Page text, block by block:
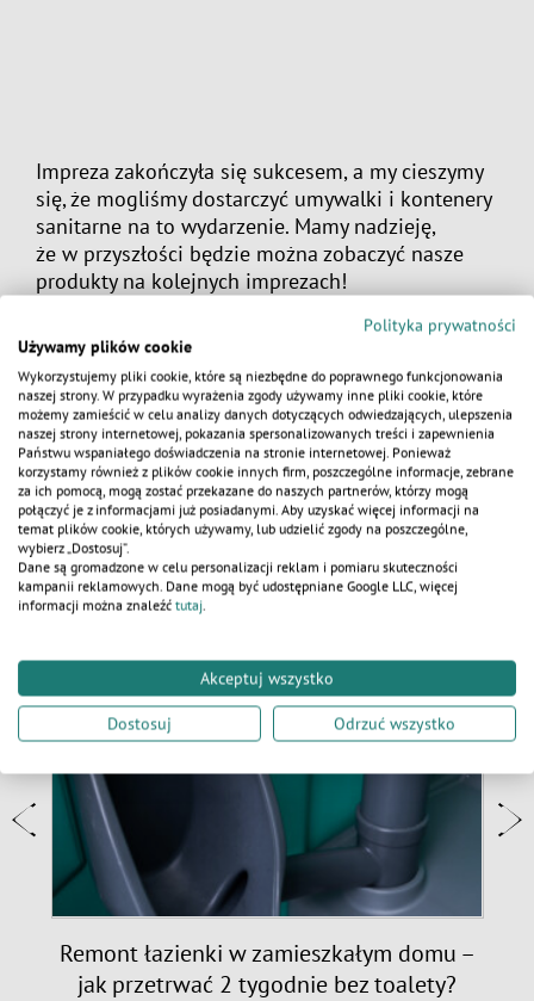
Impreza zakończyła się sukcesem, a my cieszymy
się, że mogliśmy dostarczyć umywalki i kontenery
sanitarne na to wydarzenie. Mamy nadzieję,
że w przyszłości będzie można zobaczyć nasze
produkty na kolejnych imprezach!
AKTUALNOŚCI
Remont łazienki w zamieszkałym domu –
jak przetrwać 2 tygodnie bez toalety?
KALKULATOR
Polityka prywatności
Używamy plików cookie
Wykorzystujemy pliki cookie, które są niezbędne do poprawnego funkcjonowania
naszej strony. W przypadku wyrażenia zgody używamy inne pliki cookie, które
możemy zamieścić w celu analizy danych dotyczących odwiedzających, ulepszenia
naszej strony internetowej, pokazania spersonalizowanych treści i zapewnienia
Państwu wspaniałego doświadczenia na stronie internetowej. Ponieważ
korzystamy również z plików cookie innych firm, poszczególne informacje, zebrane
za ich pomocą, mogą zostać przekazane do naszych partnerów, którzy mogą
połączyć je z informacjami już posiadanymi. Aby uzyskać więcej informacji na
temat plików cookie, których używamy, lub udzielić zgody na poszczególne,
wybierz „Dostosuj”.
Dane są gromadzone w celu personalizacji reklam i pomiaru skuteczności
kampanii reklamowych. Dane mogą być udostępniane Google LLC, więcej
informacji można znaleźć tutaj.
Akceptuj wszystko
Dostosuj Odrzuć wszystko